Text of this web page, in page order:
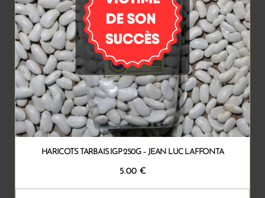
HARICOTS TARBAIS IGP 250G – JEAN LUC LAFFONTA
5.00 €